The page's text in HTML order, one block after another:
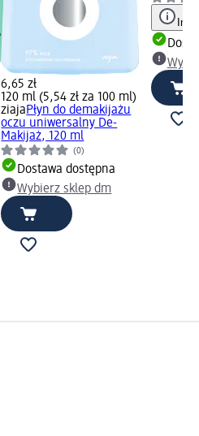
6,65 zł
120 ml (5,54 zł za 100 ml)
ziajaPłyn do demakijażu
oczu uniwersalny De-
Makijaż, 120 ml
(0)
Dostawa dostępna
Wybierz sklep dm